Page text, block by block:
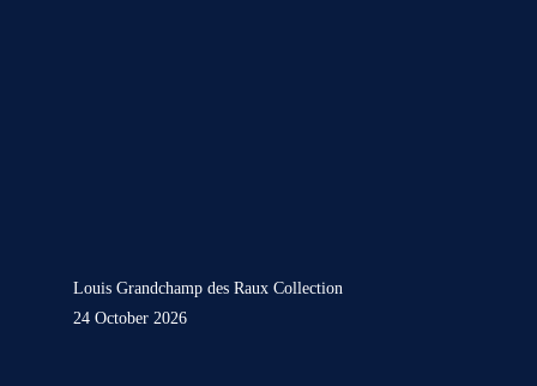
Louis Grandchamp des Raux Collection
24 October 2026